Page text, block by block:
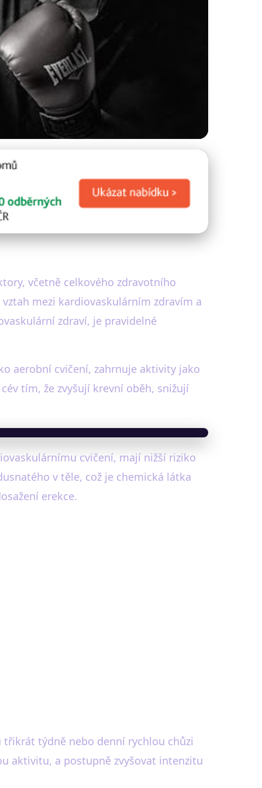
s Erektilní
včetně celkového zdravotního
mezi kardiovaskulárním zdravím a
zdraví, je pravidelné
aerobní cvičení, zahrnuje aktivity jako
tím, že zvyšují krevní oběh, snižují
cvičení, mají nižší riziko
v těle, což je chemická látka
erekce.
týdně nebo denní rychlou chůzi
aktivitu, a postupně zvyšovat intenzitu